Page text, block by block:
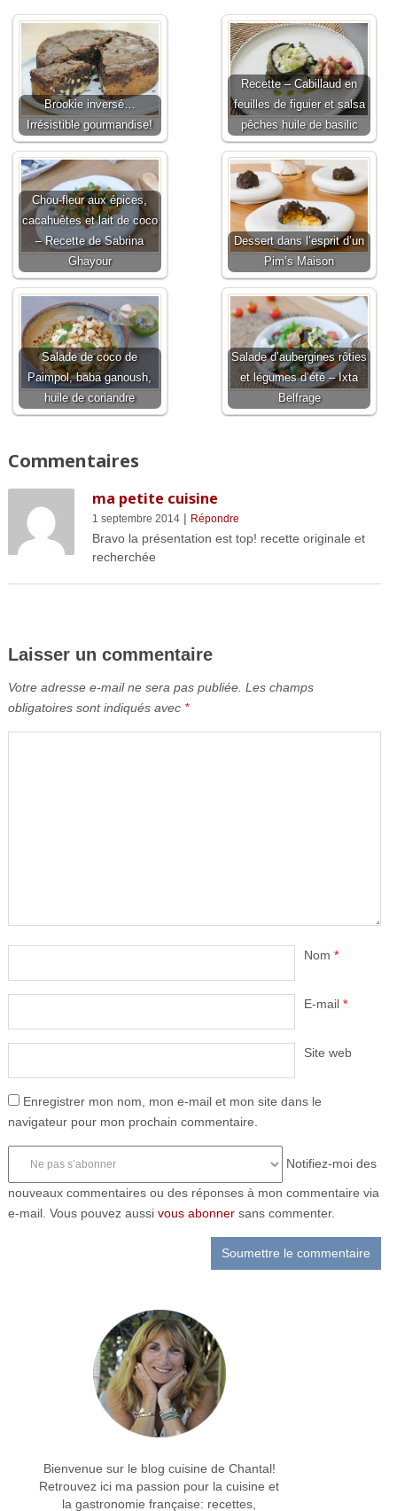
Brookie inversé…
Irrésistible gourmandise!
Recette – Cabillaud en
feuilles de figuier et salsa
pêches huile de basilic
Chou-fleur aux épices,
cacahuètes et lait de coco
– Recette de Sabrina
Ghayour
Dessert dans l’esprit d’un
Pim’s Maison
Salade de coco de
Paimpol, baba ganoush,
huile de coriandre
Salade d’aubergines rôties
et légumes d’été – Ixta
Belfrage
Commentaires
ma petite cuisine
1 septembre 2014| Répondre
Bravo la présentation est top! recette originale et
recherchée
Laisser un commentaire
Votre adresse e-mail ne sera pas publiée. Les champs
obligatoires sont indiqués avec *
Nom *
E-mail *
Site web
Enregistrer mon nom, mon e-mail et mon site dans le
navigateur pour mon prochain commentaire.
Notifiez-moi des
nouveaux commentaires ou des réponses à mon commentaire via
e-mail. Vous pouvez aussi vous abonnersans commenter.
Bienvenue sur le blog cuisine de Chantal!
Retrouvez ici ma passion pour la cuisine et
la gastronomie française: recettes,